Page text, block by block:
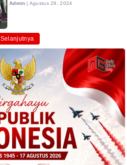
Admin | Agustus 29, 2024
Selanjutnya